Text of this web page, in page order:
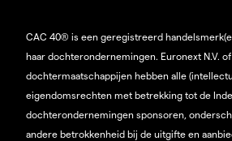
CAC 40® is een geregistreerd
haar dochterondernemingen. Euronext N.V.
dochtermaatschappijen hebben alle
eigendomsrechten met betrekking tot de
dochterondernemingen sponsoren,
andere betrokkenheid bij de uitgifte en